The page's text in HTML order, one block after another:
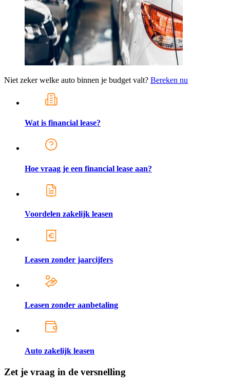
Niet zeker welke auto binnen je budget valt? Bereken nu
Wat is financial lease?
Hoe vraag je een financial lease aan?
Voordelen zakelijk leasen
Leasen zonder jaarcijfers
Leasen zonder aanbetaling
Auto zakelijk leasen
Zet je vraag in de versnelling